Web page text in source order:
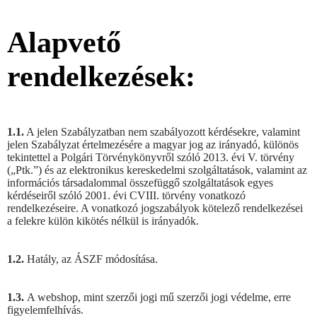
Alapvető
rendelkezések:
1.1. A jelen Szabályzatban nem szabályozott kérdésekre, valamint
jelen Szabályzat értelmezésére a magyar jog az irányadó, különös
tekintettel a Polgári Törvénykönyvről szóló 2013. évi V. törvény
(„Ptk.”) és az elektronikus kereskedelmi szolgáltatások, valamint az
információs társadalommal összefüggő szolgáltatások egyes
kérdéseiről szóló 2001. évi CVIII. törvény vonatkozó
rendelkezéseire. A vonatkozó jogszabályok kötelező rendelkezései
a felekre külön kikötés nélkül is irányadók.
1.2. Hatály, az ÁSZF módosítása.
1.3. A webshop, mint szerzői jogi mű szerzői jogi védelme, erre
figyelemfelhívás.